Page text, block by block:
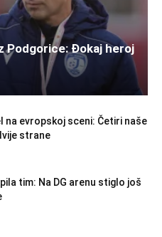
Podgorice: Đokaj heroj
na evropskoj sceni: Četiri naše
strane
tim: Na DG arenu stiglo još